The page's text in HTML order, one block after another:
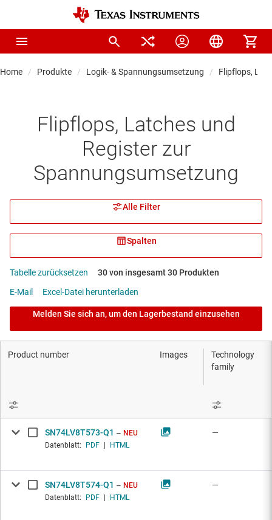
Home Produkte Logik- & Spannungsumsetzung Flipflops,
Flipflops, Latches und
Register zur
Spannungsumsetzung
Alle Filter
Spalten
Tabelle zurücksetzen
30 von insgesamt 30 Produkten
E-Mail
Excel-Datei herunterladen
Melden Sie sich an, um den Lagerbestand einzusehen
Technology
family
Product number Images
SN74LV8T573-Q1
NEU
Datenblatt:
PDF HTML
—
SN74LV8T574-Q1
NEU
Datenblatt:
PDF HTML
—